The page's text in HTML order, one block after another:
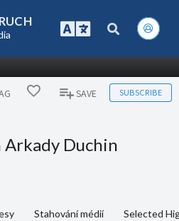
SAVE SUBSCRIBE
Duchin
Stahování médií Selected